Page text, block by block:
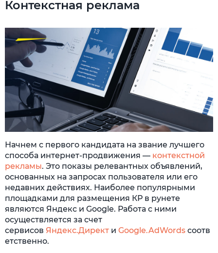
Контекстная реклама
Начнем с первого кандидата на звание лучшего
способа интернет-продвижения — контекстной
рекламы. Это показы релевантных объявлений,
основанных на запросах пользователя или его
недавних действиях. Наиболее популярными
площадками для размещения КР в рунете
являются Яндекс и Google. Работа с ними
осуществляется за счет
сервисов Яндекс.Директ и Google.AdWords соотв
етственно.